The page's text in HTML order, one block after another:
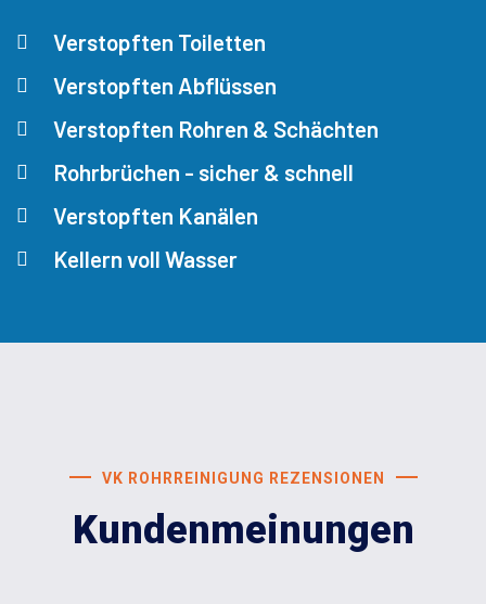
Verstopften Toiletten
Verstopften Abflüssen
Verstopften Rohren & Schächten
Rohrbrüchen - sicher & schnell
Verstopften Kanälen
Kellern voll Wasser
VK ROHRREINIGUNG REZENSIONEN
Kundenmeinungen